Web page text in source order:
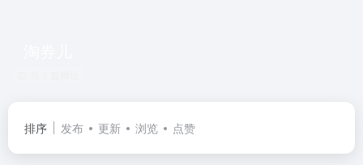
排序 发布 更新 浏览 点赞